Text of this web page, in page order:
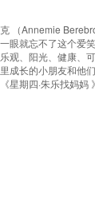
（Annemie
眼就忘不了这个爱
观、阳光、健康、
长的小朋友和他
期四·朱乐找妈